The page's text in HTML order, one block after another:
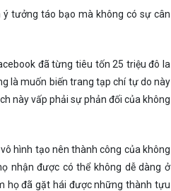
ý tưởng táo bạo mà không có sự cân
đã từng tiêu tốn 25 triệu đô la
là muốn biến trang tạp chí tự do này
này vấp phải sự phản đối của không
hình tạo nên thành công của không
nhận được có thể không dễ dàng ở
họ đã gặt hái được những thành tựu